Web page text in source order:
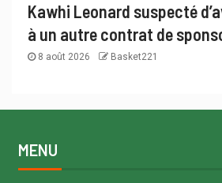
Kawhi Leonard suspecté
à un autre contrat de
8 août 2026 Basket221
MENU